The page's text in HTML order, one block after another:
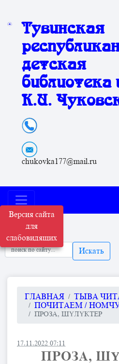
Версия сайта
для
слабовидящих
Тувинская
детская
библиотека
К.И.
chukovka177@mail.ru
Искать
ГЛАВНАЯ
ТЫВА
ПОЧИТАЕМ /
ПРОЗА, ШΥЛΥКТЕР
17.11.2022 07:11
ПРОЗА,